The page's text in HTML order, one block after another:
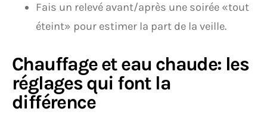
Fais un relevé avant/après une soirée «tout
éteint» pour estimer la part de la veille.
Chauffage et eau chaude: les
réglages qui font la
différence